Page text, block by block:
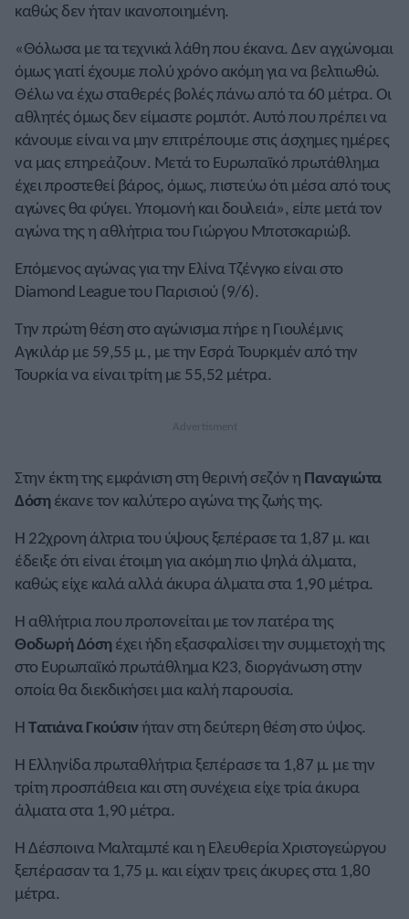
καθώς δεν ήταν ικανοποιημένη.
«Θόλωσα με τα τεχνικά λάθη που έκανα. Δεν αγχώνομαι
όμως γιατί έχουμε πολύ χρόνο ακόμη για να βελτιωθώ.
Θέλω να έχω σταθερές βολές πάνω από τα 60 μέτρα. Οι
αθλητές όμως δεν είμαστε ρομπότ. Αυτό που πρέπει να
κάνουμε είναι να μην επιτρέπουμε στις άσχημες ημέρες
να μας επηρεάζουν. Μετά το Ευρωπαϊκό πρωτάθλημα
έχει προστεθεί βάρος, όμως, πιστεύω ότι μέσα από τους
αγώνες θα φύγει. Υπομονή και δουλειά», είπε μετά τον
αγώνα της η αθλήτρια του Γιώργου Μποτσκαριώβ.
Επόμενος αγώνας για την Ελίνα Τζένγκο είναι στο
Diamond League του Παρισιού (9/6).
Την πρώτη θέση στο αγώνισμα πήρε η Γιουλέμνις
Αγκιλάρ με 59,55 μ., με την Εσρά Τουρκμέν από την
Τουρκία να είναι τρίτη με 55,52 μέτρα.
Στην έκτη της εμφάνιση στη θερινή σεζόν η Παναγιώτα
Δόση έκανε τον καλύτερο αγώνα της ζωής της.
Η 22χρονη άλτρια του ύψους ξεπέρασε τα 1,87 μ. και
έδειξε ότι είναι έτοιμη για ακόμη πιο ψηλά άλματα,
καθώς είχε καλά αλλά άκυρα άλματα στα 1,90 μέτρα.
Η αθλήτρια που προπονείται με τον πατέρα της
Θοδωρή Δόσηέχει ήδη εξασφαλίσει την συμμετοχή της
στο Ευρωπαϊκό πρωτάθλημα Κ23, διοργάνωση στην
οποία θα διεκδικήσει μια καλή παρουσία.
ΗΤατιάναΓκούσινήταν στη δεύτερη θέση στο ύψος.
Η Ελληνίδα πρωταθλήτρια ξεπέρασε τα 1,87 μ. με την
τρίτη προσπάθεια και στη συνέχεια είχε τρία άκυρα
άλματα στα 1,90 μέτρα.
Η Δέσποινα Μαλταμπέ και η Ελευθερία Χριστογεώργου
ξεπέρασαν τα 1,75 μ. και είχαν τρεις άκυρες στα 1,80
μέτρα.